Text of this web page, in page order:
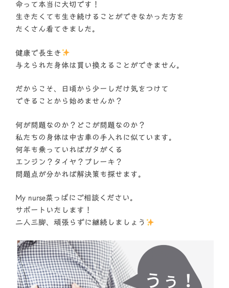
命って本当に大切です！
生きたくても生き続けることができなかった方を
たくさん看てきました。
健康で長生き
与えられた身体は買い換えることができません。
だからこそ、日頃から少ーしだけ気をつけて
できることから始めませんか？
何が問題なのか？どこが問題なのか？
私たちの身体は中古車の手入れに似ています。
何年も乗っていればガタがくる
エンジン？タイヤ？ブレーキ？
問題点が分かれば解決策も探せます。
My nurse菜っぱにご相談ください。
サポートいたします！
二人三脚、頑張らずに継続しましょう